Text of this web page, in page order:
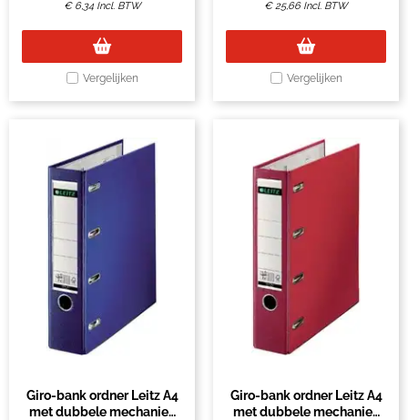
€ 6,34 Incl. BTW
Vergelijken
€25,66 Incl. BTW
Vergelijken
Giro-bank ordner Leitz A4
met dubbele mechaniek
Giro-bank ordner Leitz A4
met dubbele mechaniek